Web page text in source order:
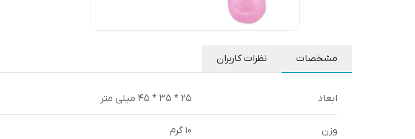
مشخصات نظرات کاربران
ابعاد 25 * 35 * 45 میلی متر
وزن 10 گرم